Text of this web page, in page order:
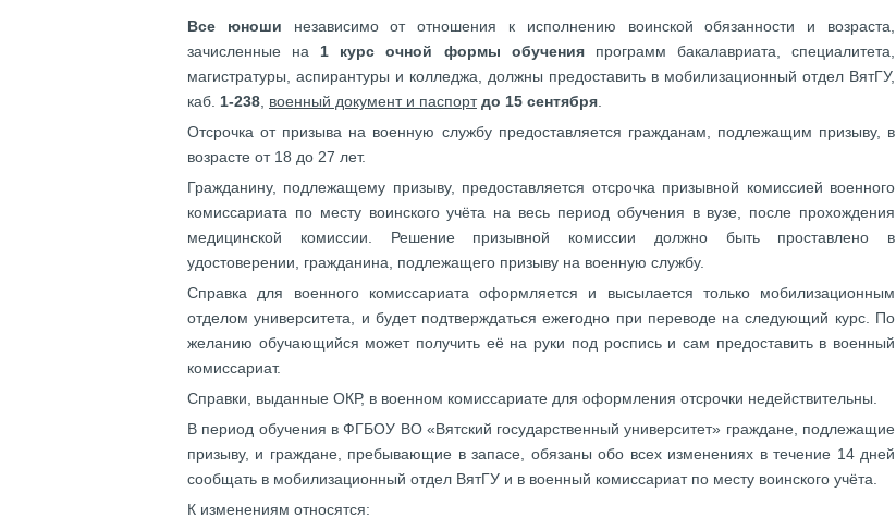
Все юноши независимо от отношения к исполнению воинской обязанности и возраста,
зачисленные на 1 курс очной формы обученияпрограмм бакалавриата, специалитета,
магистратуры, аспирантуры и колледжа, должны предоставить в мобилизационный отдел ВятГУ,
каб. 1-238 военный документ и паспорт до 15 сентября
Отсрочка от призыва на военную службу предоставляется гражданам, подлежащим призыву, в
возрасте от 18 до 27 лет.
Гражданину, подлежащему призыву, предоставляется отсрочка призывной комиссией военного
комиссариата по месту воинского учёта на весь период обучения в вузе, после прохождения
медицинской комиссии. Решение призывной комиссии должно быть проставлено в
удостоверении, гражданина, подлежащего призыву на военную службу.
Справка для военного комиссариата оформляется и высылается только мобилизационным
отделом университета, и будет подтверждаться ежегодно при переводе на следующий курс. По
желанию обучающийся может получить её на руки под роспись и сам предоставить в военный
комиссариат.
Справки, выданные ОКР, в военном комиссариате для оформления отсрочки недействительны.
В период обучения в ФГБОУ ВО «Вятский государственный университет» граждане, подлежащие
призыву, и граждане, пребывающие в запасе, обязаны обо всех изменениях в течение 14 дней
сообщать в мобилизационный отдел ВятГУ и в военный комиссариат по месту воинского учёта.
К изменениям относятся: